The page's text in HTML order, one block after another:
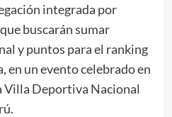
integrada por
buscarán sumar
y puntos para el ranking
en un evento celebrado en
Villa Deportiva Nacional